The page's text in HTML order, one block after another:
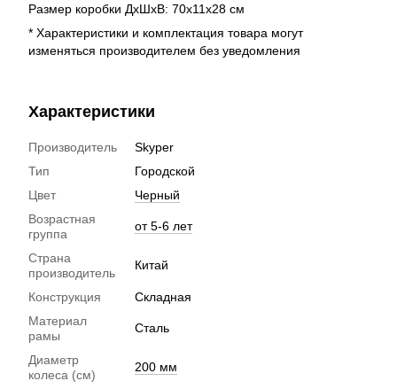
Размер коробки ДхШхВ: 70х11х28 см
* Характеристики и комплектация товара могут
изменяться производителем без уведомления
Характеристики
Производитель
Skyper
Тип
Городской
Цвет
Черный
Возрастная
группа
от 5-6 лет
Страна
производитель
Китай
Конструкция
Складная
Материал
рамы
Сталь
Диаметр
колеса (см)
200 мм